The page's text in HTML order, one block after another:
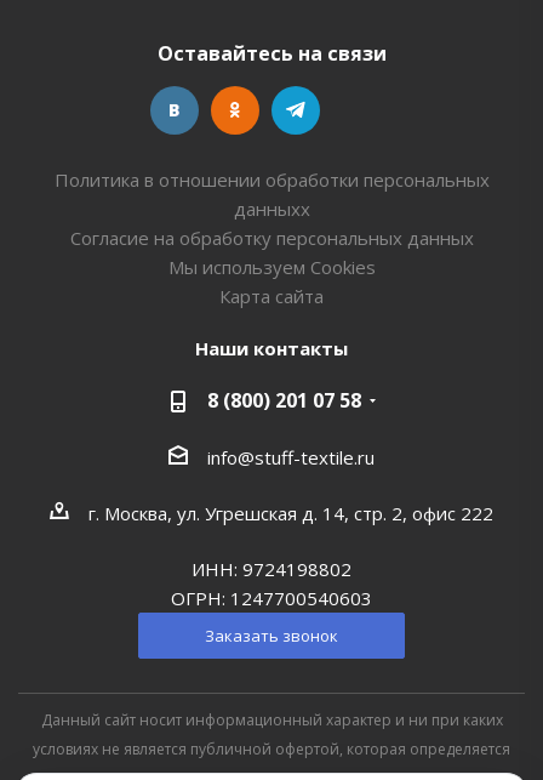
Оставайтесь на связи
Политика в отношении обработки персональных
данныхх
Согласие на обработку персональных данных
Мы используем Cookies
Карта сайта
Наши контакты
8 (800) 201 07 58
info@stuff-textile.ru
г. Москва, ул. Угрешская д. 14, стр. 2, офис 222
ИНН: 9724198802
ОГРН: 1247700540603
Заказать звонок
Данный сайт носит информационный характер и ни при каких
условиях не является публичной офертой, которая определяется